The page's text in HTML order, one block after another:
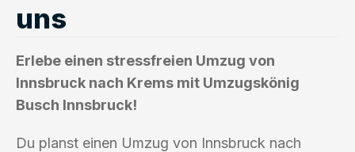
uns
Erlebe einen stressfreien Umzug von
Innsbruck nach Krems mit Umzugskönig
Busch Innsbruck!
Du planst einen Umzug von Innsbruck nach